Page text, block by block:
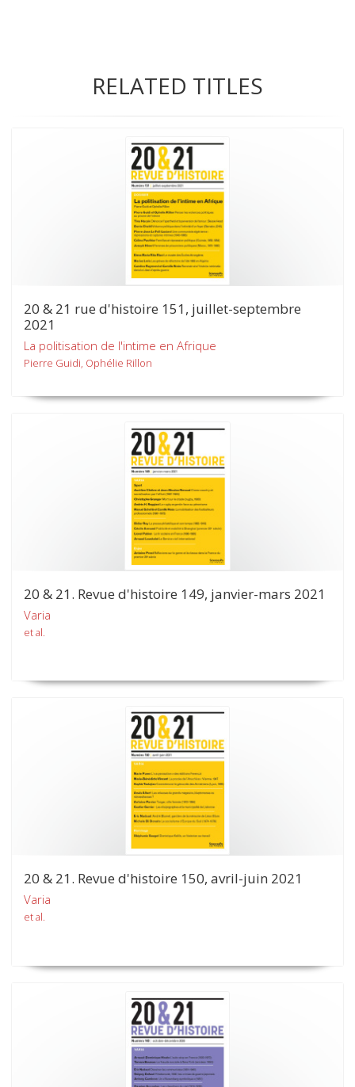
RELATED TITLES
20 & 21 rue d'histoire 151, juillet-septembre
2021
La politisation de l'intime en Afrique
Pierre Guidi, Ophélie Rillon
20 & 21. Revue d'histoire 149, janvier-mars 2021
Varia
et al.
20 & 21. Revue d'histoire 150, avril-juin 2021
Varia
et al.